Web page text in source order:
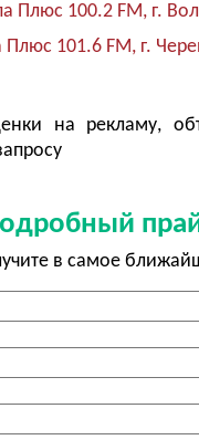
Плюс 100.2 FM, г.
Плюс 101.6 FM, г.
на рекламу,
в самое